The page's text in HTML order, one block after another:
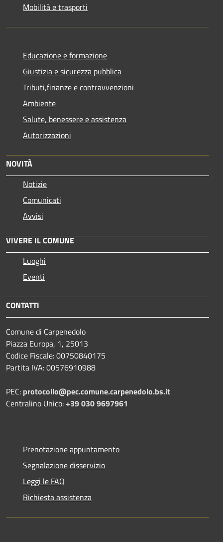
Mobilità e trasporti
Educazione e formazione
Giustizia e sicurezza pubblica
Tributi,finanze e contravvenzioni
Ambiente
Salute, benessere e assistenza
Autorizzazioni
NOVITÀ
Notizie
Comunicati
Avvisi
VIVERE IL COMUNE
Luoghi
Eventi
CONTATTI
Comune di Carpenedolo
Piazza Europa, 1, 25013
Codice Fiscale: 00750840175
Partita IVA: 00576910988
PEC: protocollo@pec.comune.carpenedolo.bs.it
Centralino Unico:+39 030 9697961
Prenotazione appuntamento
Segnalazione disservizio
Leggi le FAQ
Richiesta assistenza